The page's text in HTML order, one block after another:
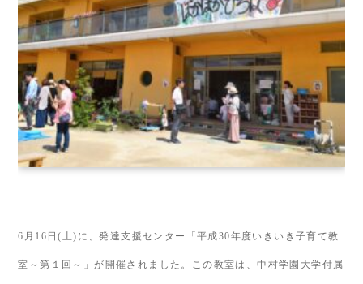
6 月 16 日(土) に、発達支援センター「平成30年度いきいき子育て教
室～第１回～」が開催されました。この教室は、中村学園大学付属